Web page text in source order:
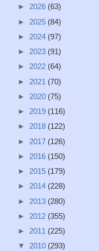
► 2026 (63)
► 2025 (84)
► 2024 (97)
► 2023 (91)
► 2022 (64)
► 2021 (70)
► 2020 (75)
► 2019 (116)
► 2018 (122)
► 2017 (126)
► 2016 (150)
► 2015 (179)
► 2014 (228)
► 2013 (280)
► 2012 (355)
► 2011 (225)
▼ 2010 (293)